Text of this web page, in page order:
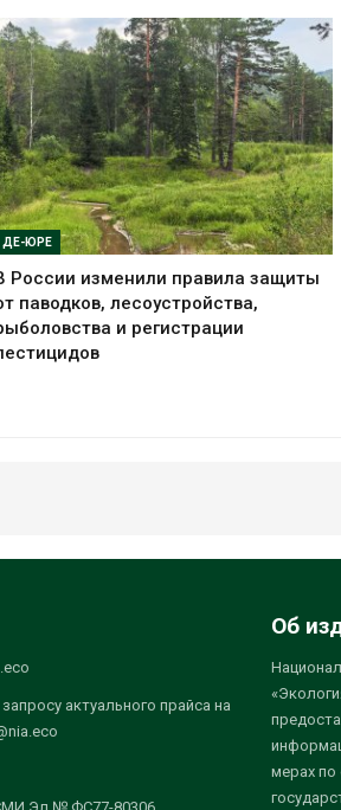
ДЕ-ЮРЕ
России изменили правила защиты
паводков, лесоустройства,
и регистрации
актуального прайса на
Об
мерах